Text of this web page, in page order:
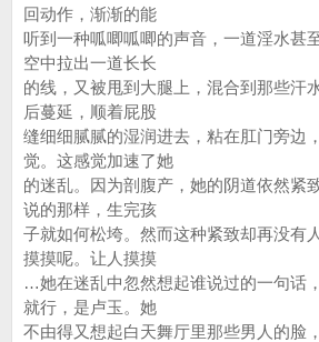
回动作，渐渐的能
听到一种呱唧呱唧的声音，一道淫水甚
空中拉出一道长长
的线，又被甩到大腿上，混合到那些汗
后蔓延，顺着屁股
缝细细腻腻的湿润进去，粘在肛门旁边
觉。这感觉加速了她
的迷乱。因为剖腹产，她的阴道依然紧
说的那样，生完孩
子就如何松垮。然而这种紧致却再没有
摸摸呢。让人摸摸
…她在迷乱中忽然想起谁说过的一句话
就行，是卢玉。她
不由得又想起白天舞厅里那些男人的脸